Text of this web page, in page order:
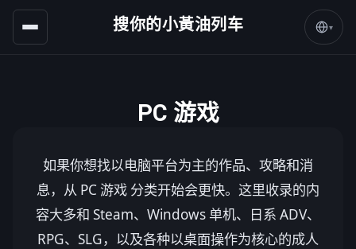
搜你的小黃油列车 ▾
PC 游戏
如果你想找以电脑平台为主的作品、攻略和消
息，从 PC 游戏 分类开始会更快。这里收录的内
容大多和 Steam、Windows 单机、日系 ADV、
RPG、SLG，以及各种以桌面操作为核心的成人